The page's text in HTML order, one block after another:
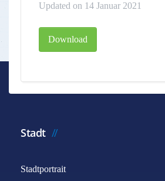
Updated on 14 Januar 2021
Download
Stadt
Stadtportrait